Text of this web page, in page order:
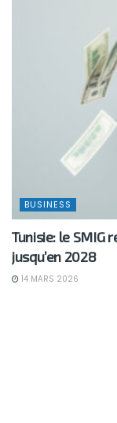
BUSINESS
Tunisie: le SMIG
jusqu’en 2028
14 MARS 2026